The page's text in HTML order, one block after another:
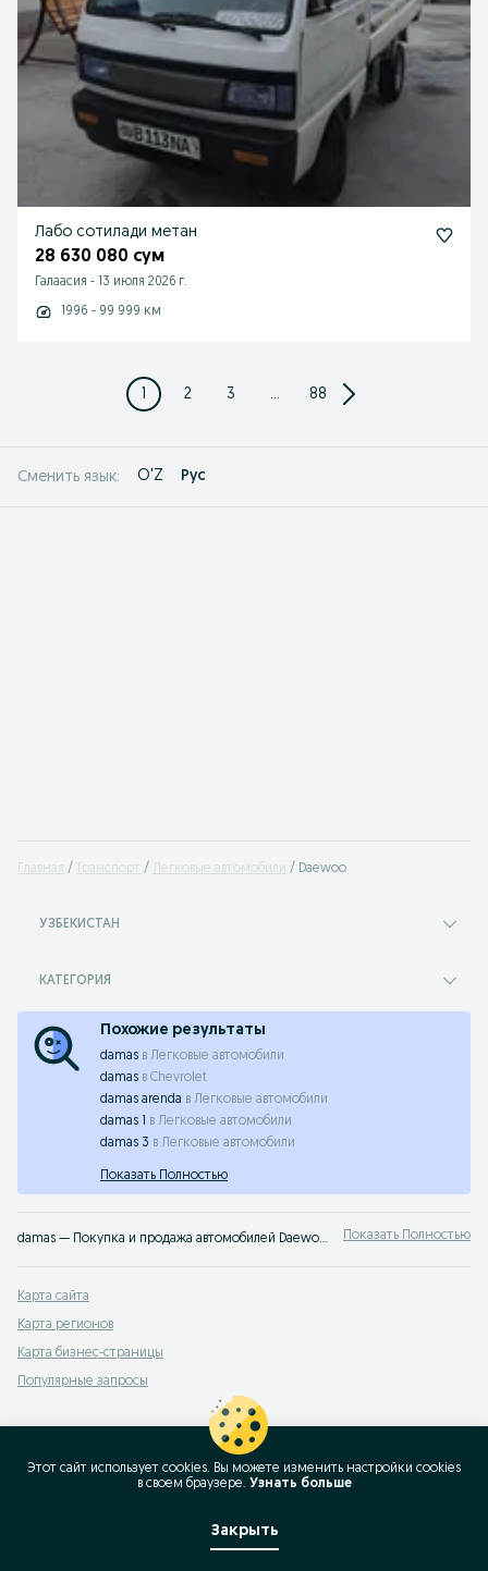
Лабо сотилади метан
28 630 080 сум
Галаасия - 13 июля 2026 г.
1996 - 99 999 км
1 2 3 ... 88
Сменить язык: O'Z Рус
Главная Транспорт Легковые автомобили Daewoo
УЗБЕКИСТАН
КАТЕГОРИЯ
Похожие результаты
damas в Легковые автомобили
damas в Chevrolet
damas arenda в Легковые автомобили
damas 1 в Легковые автомобили
damas 3 в Легковые автомобили
Показать Полностью
damas — Покупка и продажа автомобилей Daewoo в Узбекистане ✔️ Новые и подержанные авто по выгодным ценам ⭐ Удобно, быстро и без посредников — на OLX.uz Показать Полностью
Карта сайта
Карта регионов
Карта бизнес-страницы
Популярные запросы
Этот сайт использует cookies. Вы можете изменить настройки cookies
в своeм браузере. Узнать больше
Закрыть